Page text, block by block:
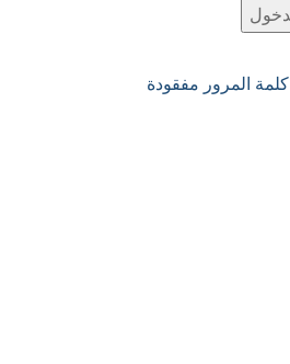
كلمة المرور مفقودة